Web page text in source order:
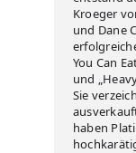
Kroeger
und Dane
You Can
und
Sie
haben